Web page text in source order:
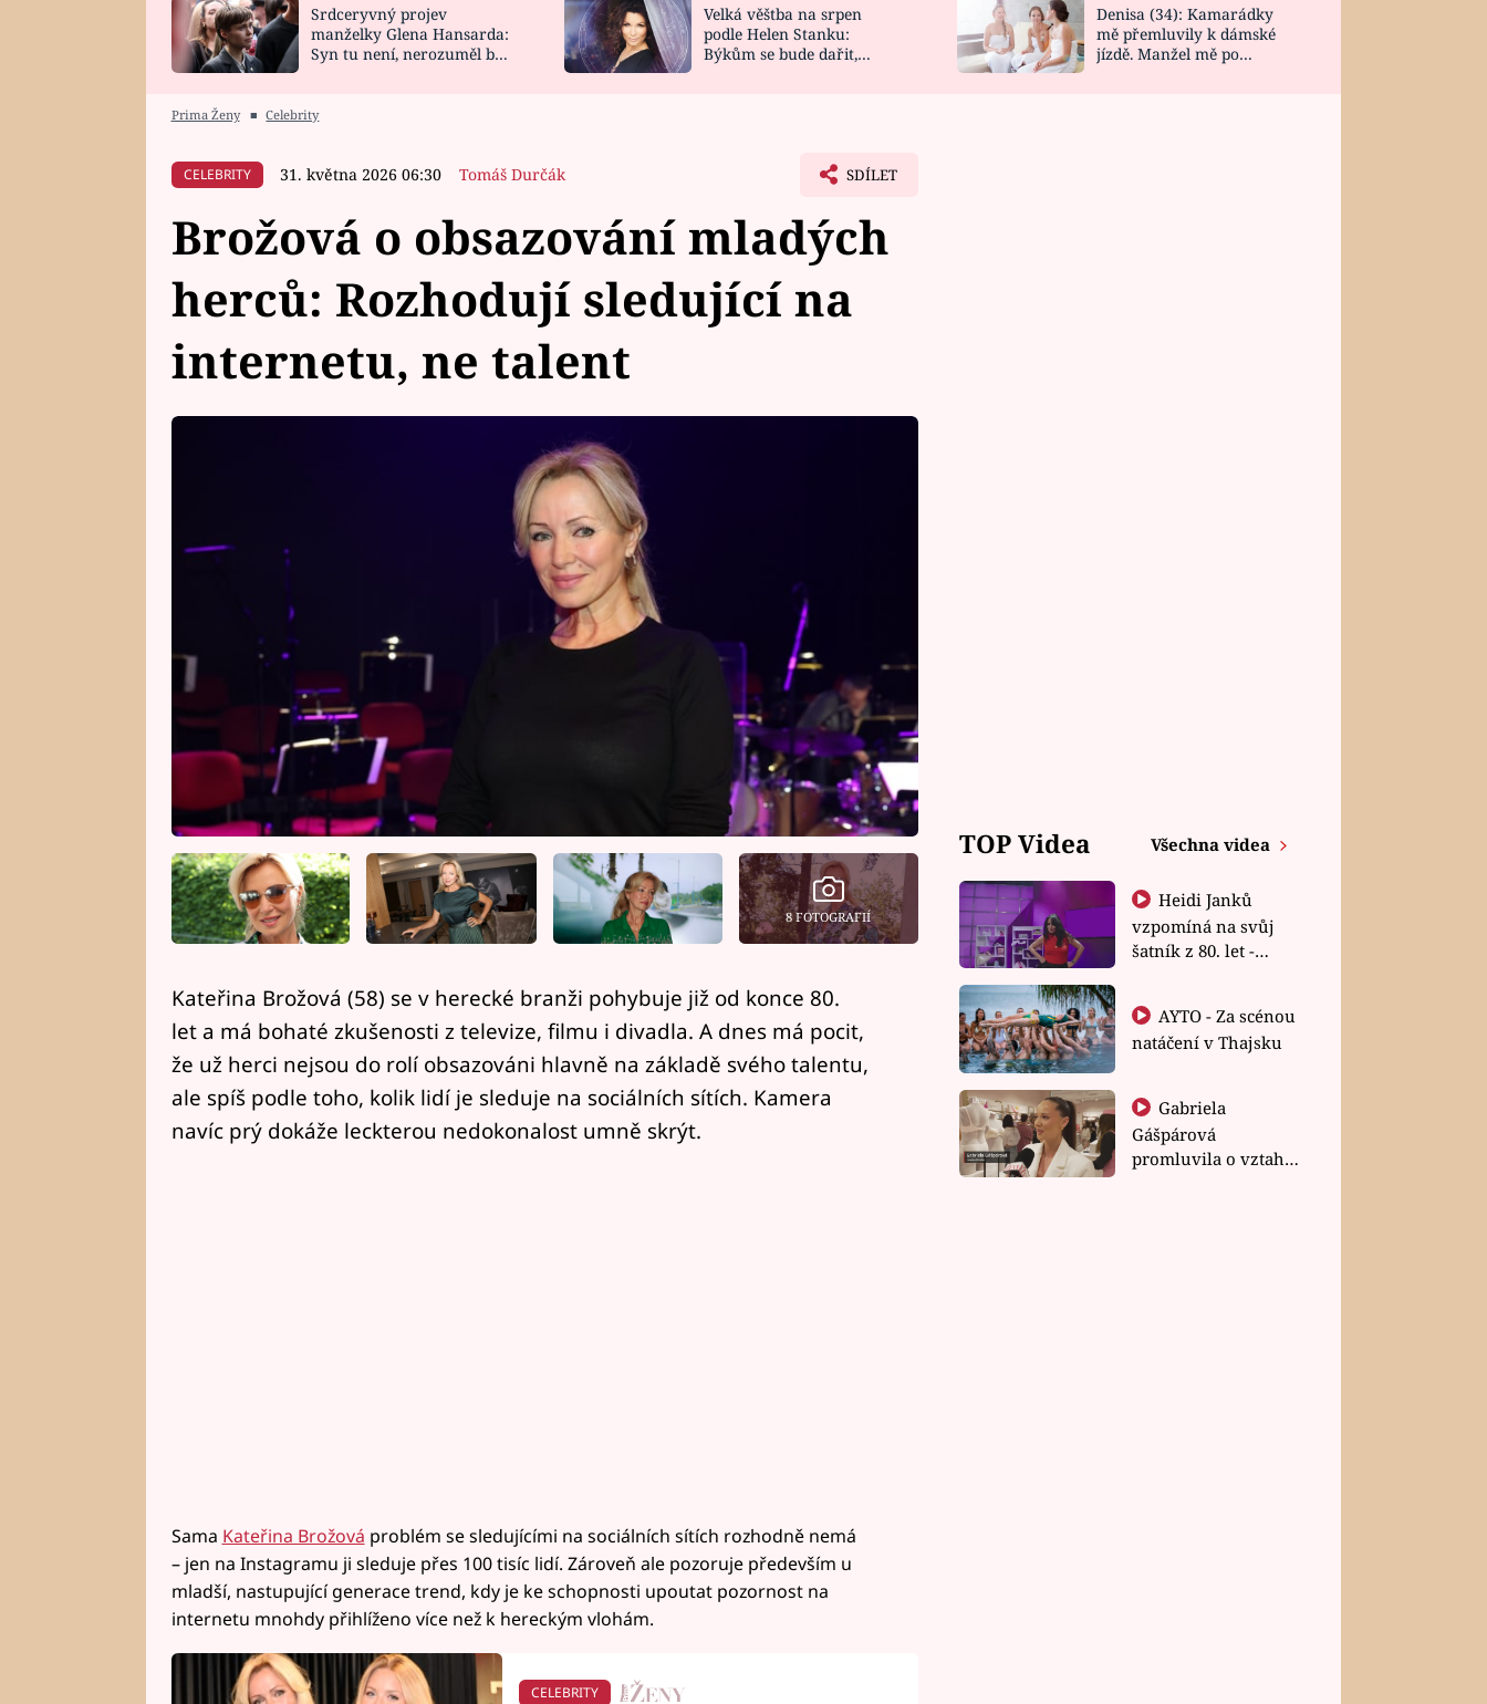
HOROSKOP NA
CELEBRITY
VAŘENÍ
NOVINKY
VIDEORECEPTY
DESIGN
Srdceryvný projev
manželky Glena Hansarda:
Syn tu není, nerozuměl by
Velká věštba na srpen
podle Helen Stanku:
Býkům se bude dařit,
Denisa (34): Kamarádky
mě přemluvily k dámské
jízdě. Manžel mě po
Prima Ženy ■ Celebrity
CELEBRITY 31. května 2026 06:30 Tomáš Durčák SDÍLET
Brožová o obsazování mladých
herců: Rozhodují sledující na
internetu, ne talent
8 FOTOGRAFIÍ
Kateřina Brožová (58) se v herecké branži pohybuje již od konce 80.
let a má bohaté zkušenosti z televize, filmu i divadla. A dnes má pocit,
že už herci nejsou do rolí obsazováni hlavně na základě svého talentu,
ale spíš podle toho, kolik lidí je sleduje na sociálních sítích. Kamera
navíc prý dokáže leckterou nedokonalost umně skrýt.
Sama Kateřina Brožová problém se sledujícími na sociálních sítích rozhodně nemá
– jen na Instagramu ji sleduje přes 100 tisíc lidí. Zároveň ale pozoruje především u
mladší, nastupující generace trend, kdy je ke schopnosti upoutat pozornost na
internetu mnohdy přihlíženo více než k hereckým vlohám.
CELEBRITY
TOP Videa Všechna videa
Heidi Janků
vzpomíná na svůj
šatník z 80. let -
natáčení v Thajsku
Gabriela
Gášpárová
promluvila o vztahu